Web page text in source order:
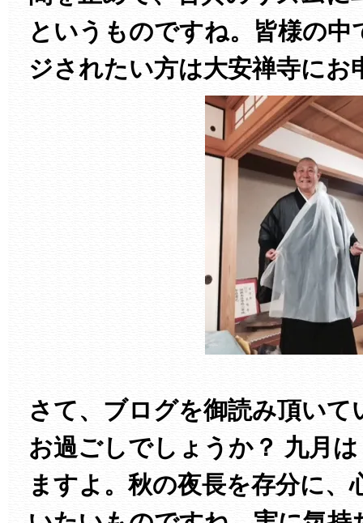
というものですね。皆様の
ジされたい方は大安禅寺にお
さて、ブログを御読み頂いて
お過ごしでしょうか？ 九月
ますよ。秋の夜長を存分に、